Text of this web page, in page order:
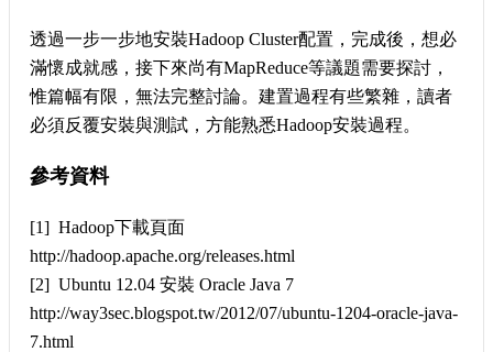
透過一步一步地安裝Hadoop Cluster配置，完成後，想必
滿懷成就感，接下來尚有MapReduce等議題需要探討，
惟篇幅有限，無法完整討論。建置過程有些繁雜，讀者
必須反覆安裝與測試，方能熟悉Hadoop安裝過程。
參考資料
[1] Hadoop下載頁面
http://hadoop.apache.org/releases.html
[2] Ubuntu 12.04 安裝 Oracle Java 7
http://way3sec.blogspot.tw/2012/07/ubuntu-1204-oracle-java-
7.html